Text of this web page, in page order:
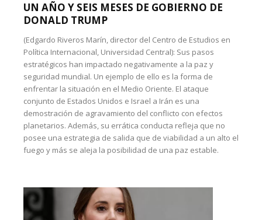
UN AÑO Y SEIS MESES DE GOBIERNO DE
DONALD TRUMP
(Edgardo Riveros Marín, director del Centro de Estudios en
Política Internacional, Universidad Central): Sus pasos
estratégicos han impactado negativamente a la paz y
seguridad mundial. Un ejemplo de ello es la forma de
enfrentar la situación en el Medio Oriente. El ataque
conjunto de Estados Unidos e Israel a Irán es una
demostración de agravamiento del conflicto con efectos
planetarios. Además, su errática conducta refleja que no
posee una estrategia de salida que de viabilidad a un alto el
fuego y más se aleja la posibilidad de una paz estable.